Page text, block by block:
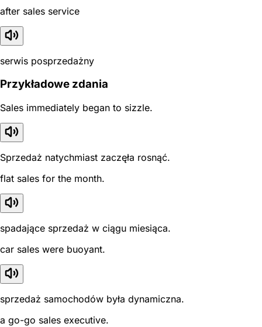
after sales service
serwis posprzedażny
Przykładowe zdania
Sales immediately began to sizzle.
Sprzedaż natychmiast zaczęła rosnąć.
flat sales for the month.
spadające sprzedaż w ciągu miesiąca.
car sales were buoyant.
sprzedaż samochodów była dynamiczna.
a go-go sales executive.